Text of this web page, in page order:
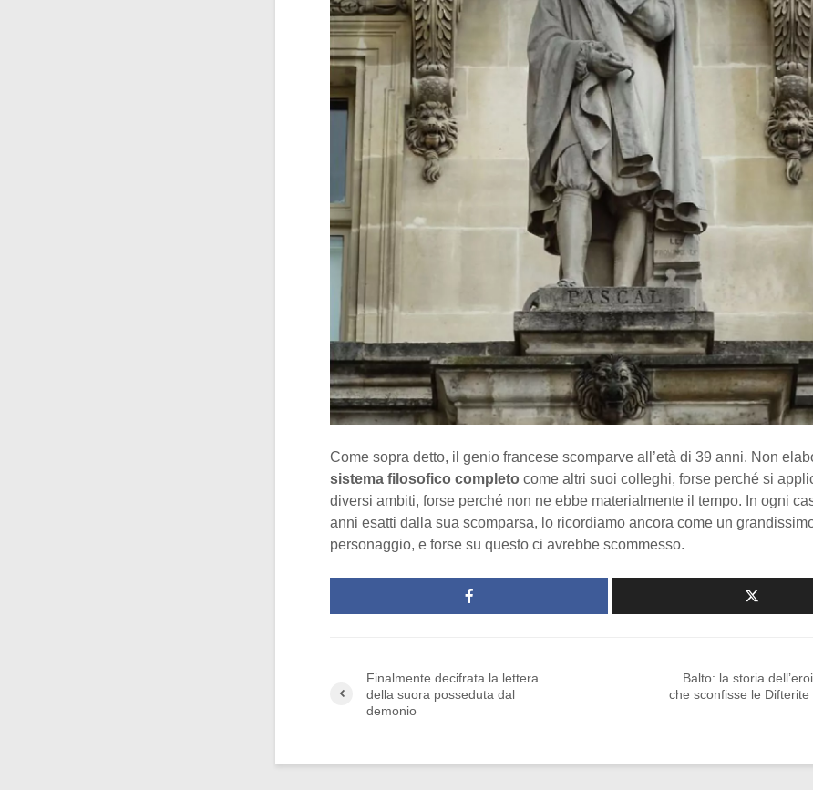
Come sopra detto, il genio francese scomparve all’età di 39 anni. Non
sistema filosofico completo come altri suoi colleghi, forse perché si
diversi ambiti, forse perché non ne ebbe materialmente il tempo. In ogni
anni esatti dalla sua scomparsa, lo ricordiamo ancora come un
personaggio, e forse su questo ci avrebbe scommesso.
Finalmente decifrata la lettera
della suora posseduta dal
demonio
Balto: la storia
che sconfisse le Difterite